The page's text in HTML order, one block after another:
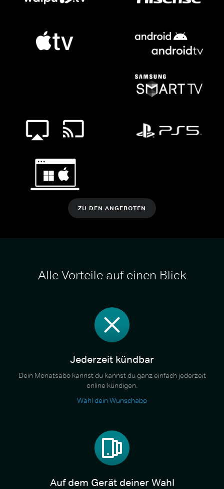
ZU DEN ANGEBOTEN
Alle Vorteile auf einen Blick
Jederzeit kündbar
Dein Monatsabo kannst du kannst du ganz einfach jederzeit
online kündigen.
Wähl dein Wunschabo
Auf dem Gerät deiner Wahl